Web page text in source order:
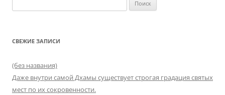
СВЕЖИЕ ЗАПИСИ
(без названия)
Даже внутри самой Дхамы существует строгая градация святых
мест по их сокровенности.